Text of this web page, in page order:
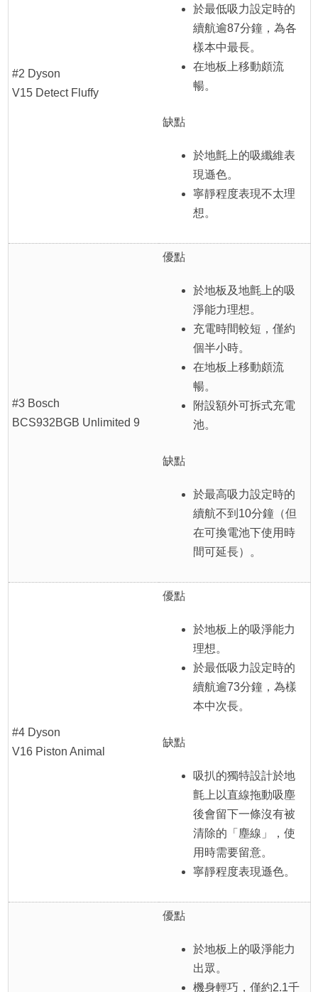
#2 Dyson
V15 Detect Fluffy
於最低吸力設定時的
續航逾87分鐘，為各
樣本中最長。
在地板上移動頗流
暢。
缺點
於地氈上的吸纖維表
現遜色。
寧靜程度表現不太理
想。
#3 Bosch
BCS932BGB Unlimited 9
優點
於地板及地氈上的吸
淨能力理想。
充電時間較短，僅約
個半小時。
在地板上移動頗流
暢。
附設額外可拆式充電
池。
缺點
於最高吸力設定時的
續航不到10分鐘（但
在可換電池下使用時
間可延長）。
#4 Dyson
V16 Piston Animal
優點
於地板上的吸淨能力
理想。
於最低吸力設定時的
續航逾73分鐘，為樣
本中次長。
缺點
吸扒的獨特設計於地
氈上以直線拖動吸塵
後會留下一條沒有被
清除的「塵線」，使
用時需要留意。
寧靜程度表現遜色。
優點
於地板上的吸淨能力
出眾。
機身輕巧，僅約2.1千